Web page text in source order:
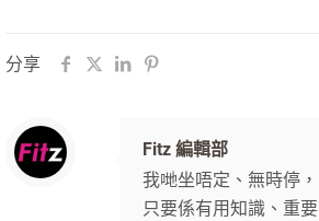
分享
Fitz 編輯部
我哋坐唔定、無時停
只要係有用知識、重